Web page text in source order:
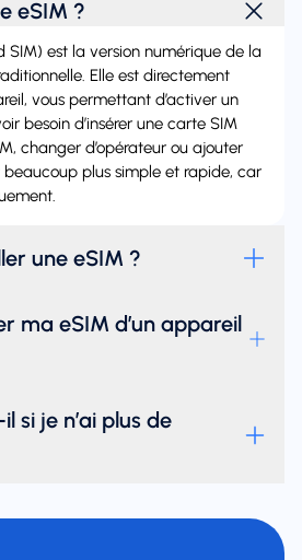
eSIM ?
SIM) est la version numérique de la
Elle est directement
vous permettant d’activer un
besoin d’insérer une carte SIM
changer d’opérateur ou ajouter
beaucoup plus simple et rapide, car
une eSIM ?
ma eSIM d’un appareil
si je n’ai plus de